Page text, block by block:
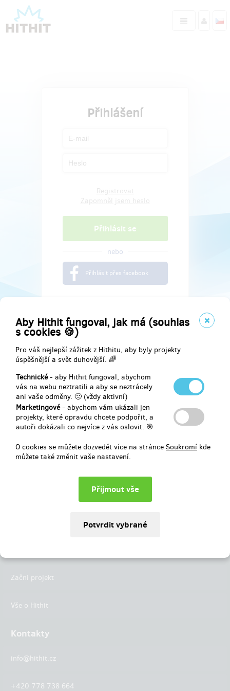
Aby Hithit fungoval, jak má (souhlas
s cookies 🍪)
Pro váš nejlepší zážitek z Hithitu, aby byly projekty
úspěšnější a svět duhovější. 🌈
Technické- aby Hithit fungoval, abychom
vás na webu neztratili a aby se neztrácely
ani vaše odměny. 🙂 (vždy aktivní)
Marketingové- abychom vám ukázali jen
projekty, které opravdu chcete podpořit, a
autoři dokázali co nejvíce z vás oslovit. 🎯
O cookies se můžete dozvedět více na stránce Soukromí kde
můžete také změnit vaše nastavení.
Přihlášení
nebo
Přihlásit přes facebook
Najdete nás na
Začni projekt
Vše o Hithit
Kontakty
info@hithit.cz
+420 778 738 664